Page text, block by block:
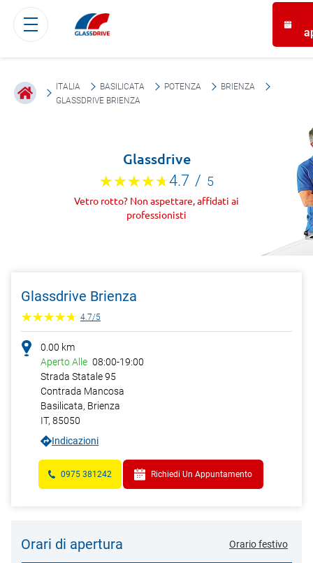
ITALIA BASILICATA POTENZA
BRIENZA
GLASSDRIVE BRIENZA
Glassdrive
4.7 / 5
Vetro rotto? Non aspettare, affidati ai
professionisti
Glassdrive Brienza
4.7/5
0.00 km
Aperto Alle 08:00-19:00
Strada Statale 95
Contrada Mancosa
Basilicata, Brienza
IT, 85050
Indicazioni
0975 381242 Richiedi Un Appuntamento
Orari di apertura Orario festivo